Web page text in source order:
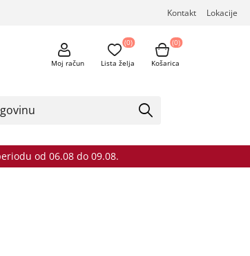
Kontakt Lokacije
Moj račun Lista želja
(0)
Košarica
(0)
od 06.08 do 09.08.